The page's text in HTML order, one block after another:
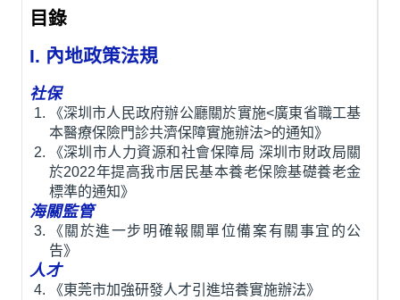
目錄
I. 內地政策法規
社保
《深圳市人民政府辦公廳關於實施<廣東省職工基
本醫療保險門診共濟保障實施辦法>的通知》
《深圳市人力資源和社會保障局 深圳市財政局關
於2022年提高我市居民基本養老保險基礎養老金
標準的通知》
海關監管
《關於進一步明確報關單位備案有關事宜的公
告》
人才
《東莞市加強研發人才引進培養實施辦法》